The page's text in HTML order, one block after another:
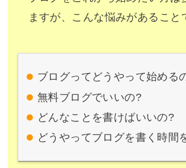
ますが、こんな悩みがあること
ブログってどうやって始める
無料ブログでいいの?
どんなことを書けばいいの?
どうやってブログを書く時間